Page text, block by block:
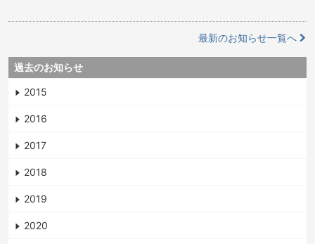
最新のお知らせ一覧へ
過去のお知らせ
2015
2016
2017
2018
2019
2020